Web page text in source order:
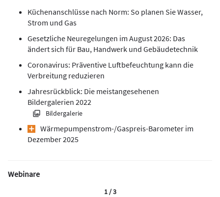
Küchenanschlüsse nach Norm: So planen Sie Wasser,
Strom und Gas
Gesetzliche Neuregelungen im August 2026: Das
ändert sich für Bau, Handwerk und Gebäudetechnik
Coronavirus: Präventive Luftbefeuchtung kann die
Verbreitung reduzieren
Jahresrückblick: Die meistangesehenen
Bildergalerien 2022
Bildergalerie
Wärmepumpen­strom-/Gas­preis­-Baro­meter im
Dezember 2025
Webinare
1 / 3